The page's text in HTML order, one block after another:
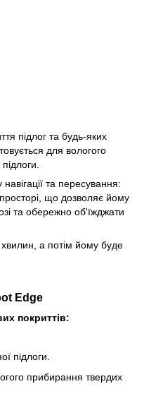
підлог та будь-яких
для вологого
та пересування:
що дозволяє йому
та обережно об'їжджати
а потім йому буде
Edge
покриттів:
підлоги.